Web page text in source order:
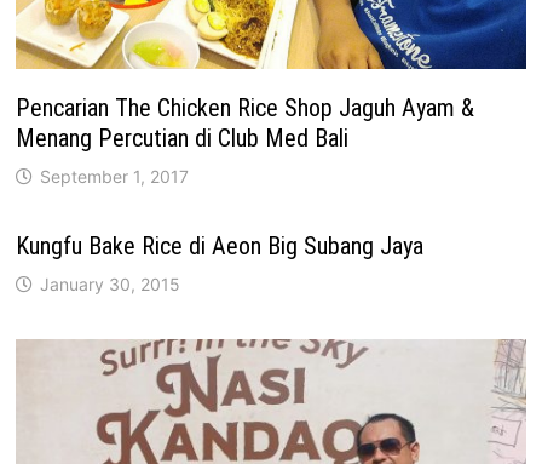
Pencarian The Chicken Rice Shop Jaguh Ayam &
Menang Percutian di Club Med Bali
September 1, 2017
Kungfu Bake Rice di Aeon Big Subang Jaya
January 30, 2015